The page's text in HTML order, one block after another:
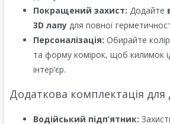
Покращений захист: Додайте
3D лапу для повної
Персоналізація: Обирайте
та форму комірок, щоб килимок
інтер’єр.
Додаткова комплектація для
Водійський підп’ятник: